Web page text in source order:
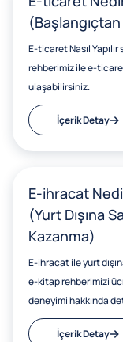
E-ticaret Nasıl
rehberimiz ile e-
ulaşabilirsiniz.
İçerik Detay
E-ihracat
(Yurt Dışına
Kazanma)
E-ihracat ile yurt
e-kitap rehberimizi
deneyimi hakkında
İçerik Detay